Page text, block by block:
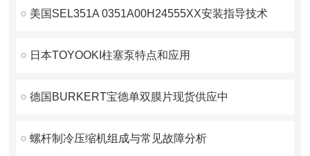
美国SEL351A 0351A00H24555XX安装指导技术
日本TOYOOKI柱塞泵特点和应用
德国BURKERT宝德单双膜片现货供应中
螺杆制冷压缩机组成与常见故障分析